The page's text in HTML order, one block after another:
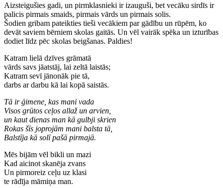
Aizsteigušies gadi, un pirmklasnieki ir izauguši, bet vecāku sirdīs ir
palicis pirmais smaids, pirmais vārds un pirmais solis.
Šodien gribam pateikties tieši vecākiem par gādību un rūpēm, ko
devāt saviem bērniem skolas gaitās. Un vēl vairāk spēka un izturības
dodiet līdz pēc skolas beigšanas. Paldies!
Katram lielā dzīves grāmatā
vārds savs jāatstāj, lai zeltā laistās;
Katram sevī jānonāk pie tā,
darbs ar darbu kā lai kopā saistās.
Tā ir ģimene, kas mani vada
Visos grūtos ceļos allaž un arvien,
un kaut dienas man kā gulbji skrien
Rokas šīs joprojām mani balsta tā,
Balstīja kā solī pašā pirmajā.
Mēs bijām vēl bikli un mazi
Kad aicinot skanēja zvans
Un pirmoreiz ceļu uz klasi
te rādīja māmiņa man.